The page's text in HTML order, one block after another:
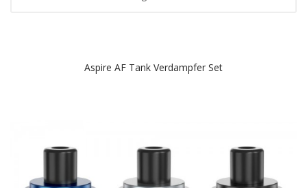
Aspire AF Tank Verdampfer Set